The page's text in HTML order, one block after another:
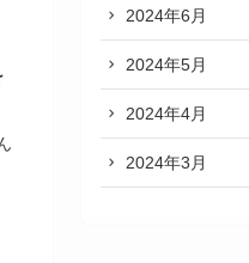
2024年6月
2024年5月
2024年4月
2024年3月